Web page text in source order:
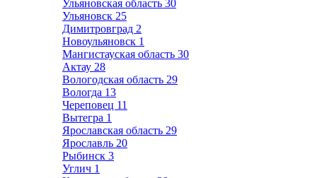
Ульяновская область 30
Ульяновск 25
Димитровград 2
Новоульяновск 1
Мангистауская область 30
Актау 28
Вологодская область 29
Вологда 13
Череповец 11
Вытегра 1
Ярославская область 29
Ярославль 20
Рыбинск 3
Углич 1